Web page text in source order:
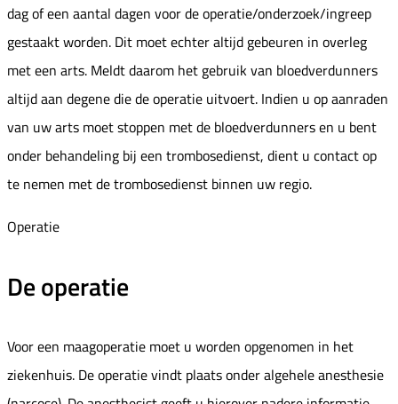
dag of een aantal dagen voor de operatie/onderzoek/ingreep
gestaakt worden. Dit moet echter altijd gebeuren in overleg
met een arts. Meldt daarom het gebruik van bloedverdunners
altijd aan degene die de operatie uitvoert. Indien u op aanraden
van uw arts moet stoppen met de bloedverdunners en u bent
onder behandeling bij een trombosedienst, dient u contact op
te nemen met de trombosedienst binnen uw regio.
Operatie
De operatie
Voor een maagoperatie moet u worden opgenomen in het
ziekenhuis. De operatie vindt plaats onder algehele anesthesie